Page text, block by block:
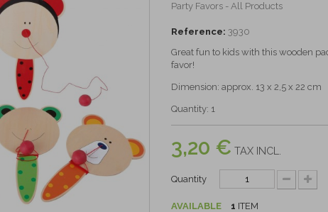
Party Favors - All Products
Reference: 3930
Great fun to kids with this wooden
favor!
Dimension: approx. 13 x 2,5 x 22 cm
Quantity: 1
3,20 € TAX INCL.
Quantity
AVAILABLE 1 ITEM